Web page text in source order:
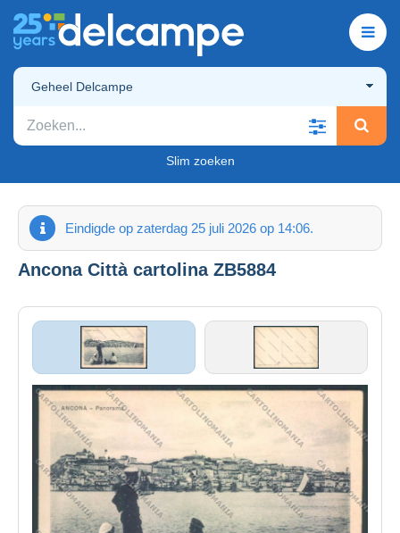
Geheel Delcampe
Slim zoeken
Eindigde op zaterdag 25 juli 2026 op 14:06.
Ancona Città cartolina ZB5884